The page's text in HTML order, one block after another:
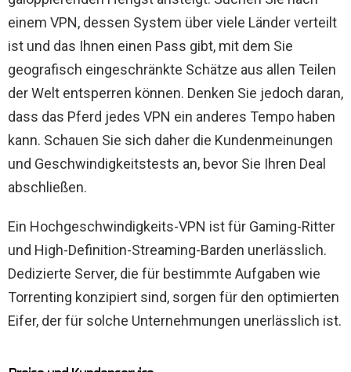
einem VPN, dessen System über viele Länder verteilt
ist und das Ihnen einen Pass gibt, mit dem Sie
geografisch eingeschränkte Schätze aus allen Teilen
der Welt entsperren können. Denken Sie jedoch daran,
dass das Pferd jedes VPN ein anderes Tempo haben
kann. Schauen Sie sich daher die Kundenmeinungen
und Geschwindigkeitstests an, bevor Sie Ihren Deal
abschließen.
Ein Hochgeschwindigkeits-VPN ist für Gaming-Ritter
und High-Definition-Streaming-Barden unerlässlich.
Dedizierte Server, die für bestimmte Aufgaben wie
Torrenting konzipiert sind, sorgen für den optimierten
Eifer, der für solche Unternehmungen unerlässlich ist.